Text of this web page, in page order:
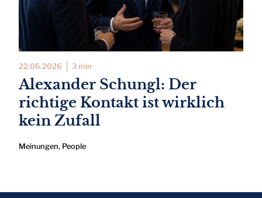
22.06.2026 3 min
Alexander Schungl: Der
richtige Kontakt ist wirklich
kein Zufall
Meinungen, People